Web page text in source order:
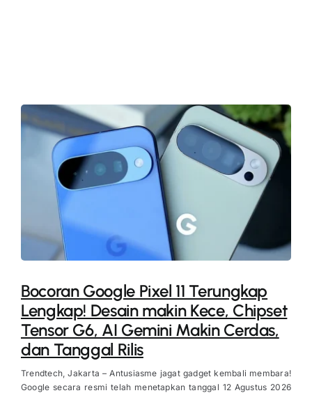
Bocoran Google Pixel 11 Terungkap
Lengkap! Desain makin Kece, Chipset
Tensor G6, AI Gemini Makin Cerdas,
dan Tanggal Rilis
Trendtech, Jakarta – Antusiasme jagat gadget kembali membara!
Google secara resmi telah menetapkan tanggal 12 Agustus 2026